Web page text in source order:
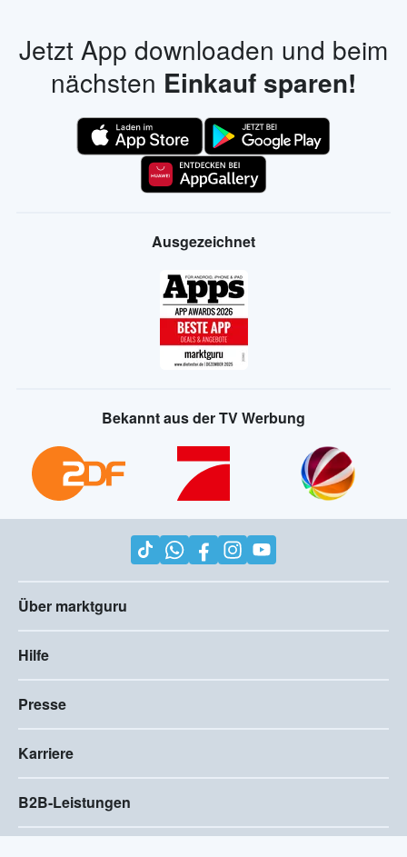
Jetzt App downloaden und beim
nächsten Einkauf sparen!
Ausgezeichnet
Bekannt aus der TV Werbung
Über marktguru
Hilfe
Presse
Karriere
B2B-Leistungen